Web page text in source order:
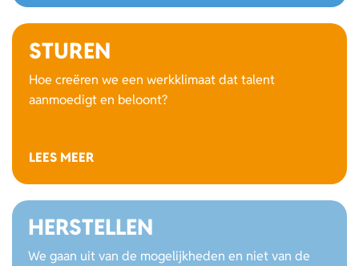
STUREN
Hoe creëren we een werkklimaat dat talent
aanmoedigt en beloont?
LEES MEER
HERSTELLEN
We gaan uit van de mogelijkheden en niet van de